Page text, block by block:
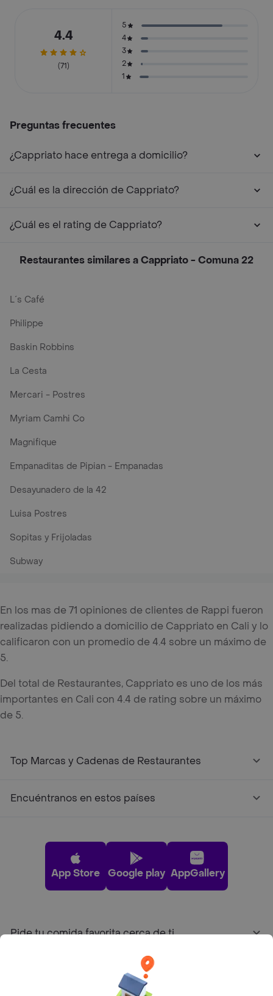
4.4
(71)
5
4
3
2
1
Preguntas frecuentes
¿Cappriato hace entrega a domicilio?
¿Cuál es la dirección de Cappriato?
¿Cuál es el rating de Cappriato?
Restaurantes similares a Cappriato - Comuna 22
L´s Café
Philippe
Baskin Robbins
La Cesta
Mercari - Postres
Myriam Camhi Co
Magnifique
Empanaditas de Pipian - Empanadas
Desayunadero de la 42
Luisa Postres
Sopitas y Frijoladas
Subway
En los mas de 71 opiniones de clientes de Rappi fueron
realizadas pidiendo a domicilio de Cappriato en Cali y lo
calificaron con un promedio de 4.4 sobre un máximo de
5.
Del total de Restaurantes, Cappriato es uno de los más
importantes en Cali con 4.4 de rating sobre un máximo
de 5.
Top Marcas y Cadenas de Restaurantes
Encuéntranos en estos países
App Store Google play AppGallery
Pide tu comida favorita cerca de ti